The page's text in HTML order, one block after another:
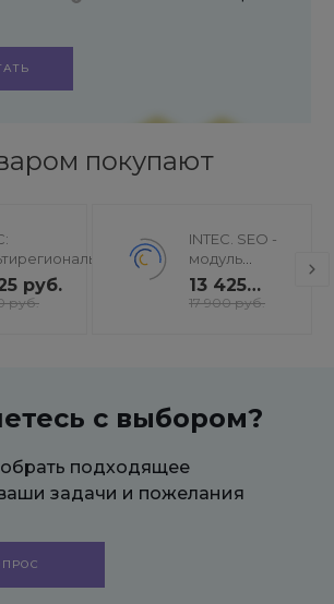
покупают
сеть
сайта с
руб.
руб.
INTEC. SEO -
модуль
поисковой
оптимизации:
13 425
руб.
17 900 руб.
с выбором?
подходящее
задачи и пожелания